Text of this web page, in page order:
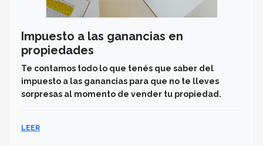
Impuesto a las ganancias en
propiedades
Te contamos todo lo que tenés que saber del
impuesto a las ganancias para que no te lleves
sorpresas al momento de vender tu propiedad.
LEER